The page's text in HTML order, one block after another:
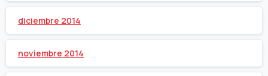
diciembre 2014
noviembre 2014